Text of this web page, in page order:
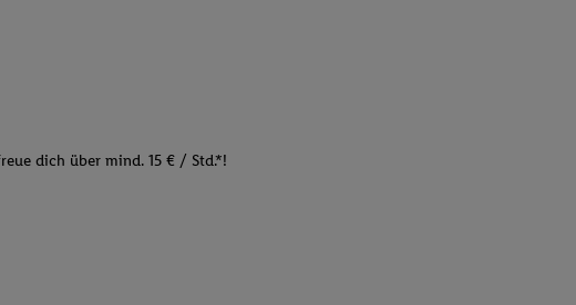
dich über mind. 15 € / Std.*!